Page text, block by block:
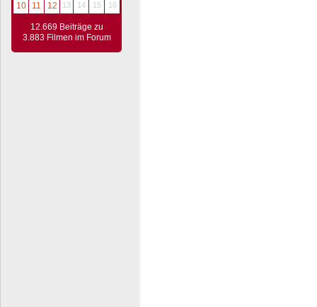
10
11 12 13 14 15 16
12.669 Beiträge zu
3.883 Filmen im Forum